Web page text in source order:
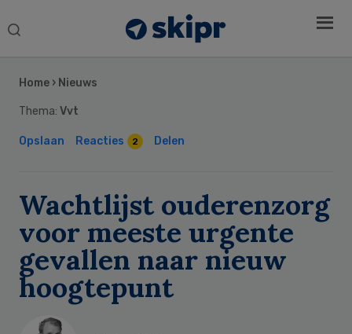
Search
Home › Nieuws
Thema: Vvt
Opslaan Reacties 2 Delen
Wachtlijst ouderenzorg
voor meeste urgente
gevallen naar nieuw
hoogtepunt
Sidebar